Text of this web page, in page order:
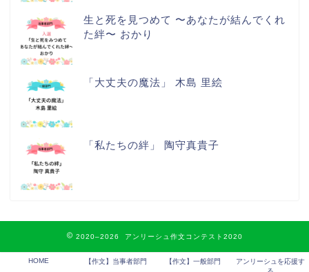
生と死を見つめて 〜あなたが結んでくれ
た絆〜 おかり
「大丈夫の魔法」 木島 里絵
「私たちの絆」 陶守真貴子
2020–2026 アンリーシュ作文コンテスト2020
HOME 【作文】当事者部門 【作文】一般部門
アンリーシュを応援す